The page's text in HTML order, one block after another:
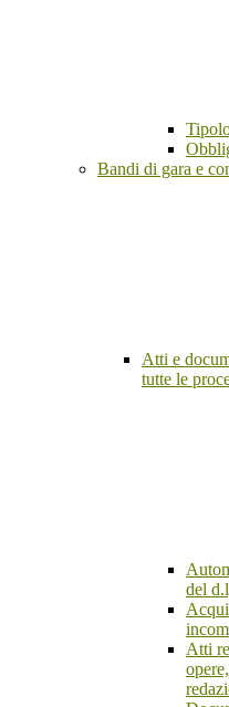
Bandi di gara e
Atti e
tutte le
del
Atti